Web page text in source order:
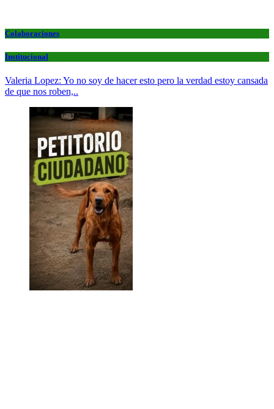
Colaboraciones
Institucional
Valeria Lopez: Yo no soy de hacer esto pero la verdad estoy cansada
de que nos roben,..